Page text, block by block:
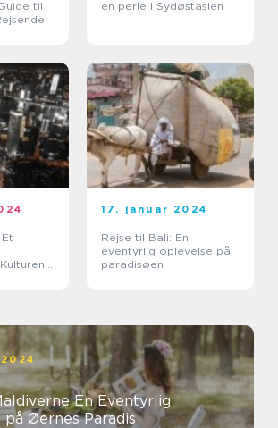
til
en perle i Sydøstasien
i
17. januar 2024
Rejse til Bali: En
eventyrlig oplevelse på
paradisøen
En Eventyrlig
på Øernes Paradis